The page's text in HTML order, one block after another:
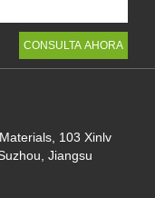
103 Xinlv
Jiangsu